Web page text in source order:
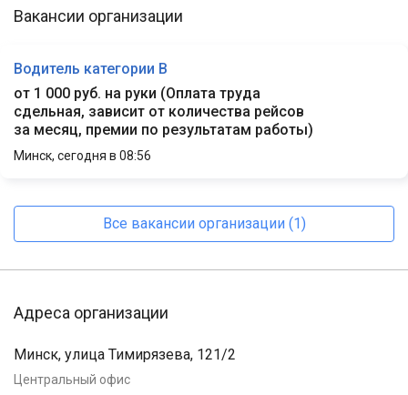
Вакансии организации
Водитель категории В
от 1 000 руб. на руки (Оплата труда
сдельная, зависит от количества рейсов
за месяц, премии по результатам работы)
Минск, сегодня в 08:56
Все вакансии организации (1)
Адреса организации
Минск, улица Тимирязева, 121/2
Центральный офис